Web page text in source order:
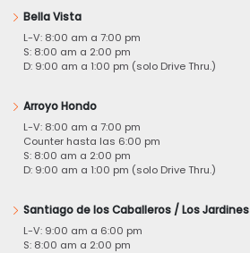
Bella Vista
L-V: 8:00 am a 7:00 pm
S: 8:00 am a 2:00 pm
D: 9:00 am a 1:00 pm (solo Drive Thru.)
Arroyo Hondo
L-V: 8:00 am a 7:00 pm
Counter hasta las 6:00 pm
S: 8:00 am a 2:00 pm
D: 9:00 am a 1:00 pm (solo Drive Thru.)
Santiago de los Caballeros / Los Jardines
L-V: 9:00 am a 6:00 pm
S: 8:00 am a 2:00 pm